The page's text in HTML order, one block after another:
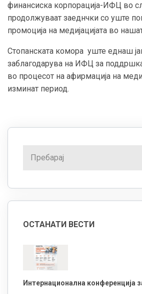
финансиска корпорација-ИФЦ во
продолжуваат заеднчки со уште
промоција на медијацијата во
Стопанската комора уште еднаш
заблагодарува на ИФЦ за
во процесот на афирмација на
изминат период.
ОСТАНАТИ ВЕСТИ
Интернационална конференција